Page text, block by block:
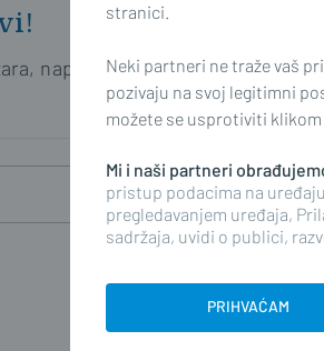
napišite prvi komentar i
stranici.
Neki partneri ne traže vaš
pozivaju na svoj legitimni
možete se usprotiviti klikom
Mi i naši partneri
pristup podacima na
pregledavanjem uređaja,
sadržaja, uvidi o publici,
PRIHVAĆAM